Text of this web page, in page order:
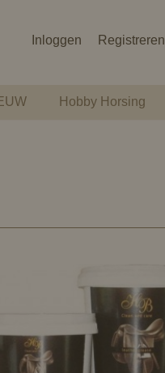
Inloggen Registreren
Hobby Horsing